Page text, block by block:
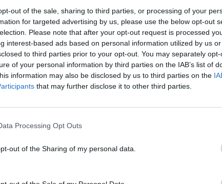
out of the sale, sharing to third parties, or processing of your
for targeted advertising by us, please use the below opt-out
Please note that after your opt-out request is processed
interest-based ads based on personal information utilized by us
to third parties prior to your opt-out. You may separately
of your personal information by third parties on the IAB’s list of
information may also be disclosed by us to third parties on the
that may further disclose it to other third parties.
Processing Opt Outs
out of the Sharing of my personal data.